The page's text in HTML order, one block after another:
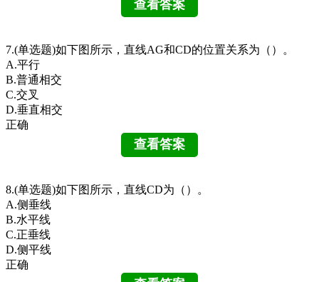
7.(单选题)如下图所示，直线AG和CD的位置关系为（）。
A.平行
B.普通相交
C.交叉
D.垂直相交
正确
8.(单选题)如下图所示，直线CD为（）。
A.侧垂线
B.水平线
C.正垂线
D.侧平线
正确